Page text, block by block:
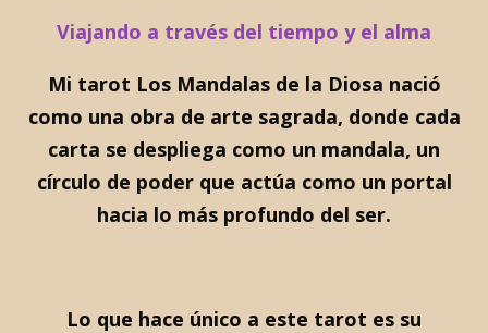
Viajando a través del tiempo y el alma
Mi tarot Los Mandalas de la Diosa nació
como una obra de arte sagrada, donde cada
carta se despliega como un mandala, un
círculo de poder que actúa como un portal
hacia lo más profundo del ser.
Lo que hace único a este tarot es su